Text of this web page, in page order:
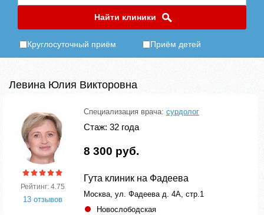
Найти клиники
Круглосуточный приём Приём детей
Левина Юлия Викторовна
Рейтинг: 4.75
13 отзывов
Специализация врача: сурдолог
Стаж: 32 года
8 300 руб.
Гута клиник на Фадеева
Москва, ул. Фадеева д. 4А, стр.1
Новослободская